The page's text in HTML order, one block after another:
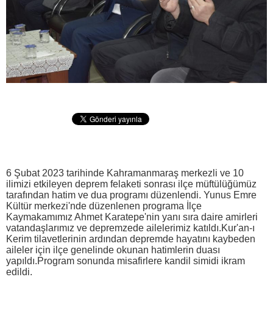
6 Şubat 2023 tarihinde Kahramanmaraş merkezli ve 10
ilimizi etkileyen deprem felaketi sonrası ilçe müftülüğümüz
tarafından hatim ve dua programı düzenlendi. Yunus Emre
Kültür merkezi'nde düzenlenen programa İlçe
Kaymakamımız Ahmet Karatepe'nin yanı sıra daire amirleri
vatandaşlarımız ve depremzede ailelerimiz katıldı.Kur'an-ı
Kerim tilavetlerinin ardından depremde hayatını kaybeden
aileler için ilçe genelinde okunan hatimlerin duası
yapıldı.Program sonunda misafirlere kandil simidi ikram
edildi.